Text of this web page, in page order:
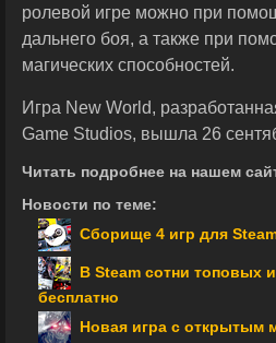
ролевой игре можно при
дальнего боя, а также при
магических способностей.
Игра New World,
Game Studios, вышла 26
Читать подробнее на нашем
Новости по теме:
Сборище 4 игр для
В Steam сотни топовых
бесплатно
Новая игра с открытым